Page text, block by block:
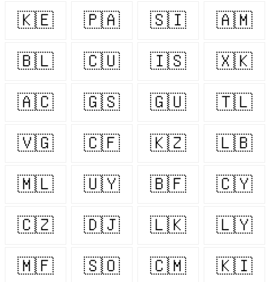
🇰🇪 🇵🇦 🇸🇮 🇦🇲
🇧🇱 🇨🇺 🇮🇸 🇽🇰
🇦🇨 🇬🇸 🇬🇺 🇹🇱
🇻🇬 🇨🇫 🇰🇿 🇱🇧
🇲🇱 🇺🇾 🇧🇫 🇨🇾
🇨🇿 🇩🇯 🇱🇰 🇱🇾
🇲🇫 🇸🇴 🇨🇲 🇰🇮